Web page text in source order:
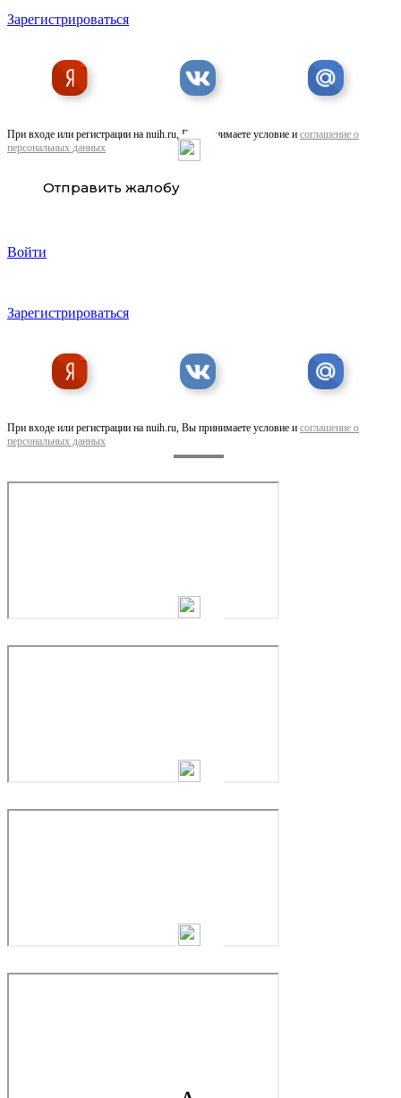
Зарегистрироваться
При входе или регистрации на nuih.ru, Вы принимаете условие и соглашение о
персональных данных
Отправить жалобу
Войти
Зарегистрироваться
При входе или регистрации на nuih.ru, Вы принимаете условие и соглашение о
персональных данных